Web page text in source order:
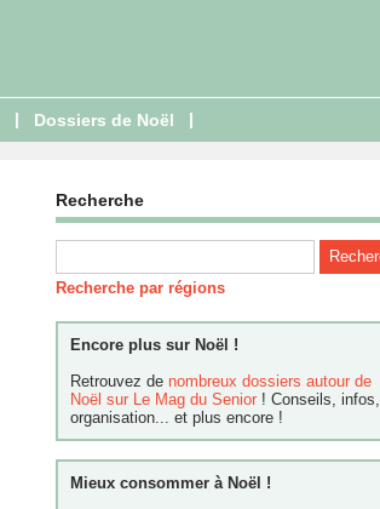
| Dossiers de Noël |
Recherche
Recherche par régions
Encore plus sur Noël !
Retrouvez de nombreux dossiers autour de
Noël sur Le Mag du Senior ! Conseils, infos,
organisation... et plus encore !
Mieux consommer à Noël !